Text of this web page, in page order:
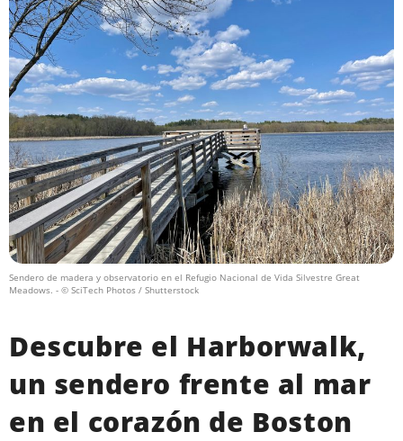
Sendero de madera y observatorio en el Refugio Nacional de Vida Silvestre Great
Meadows. - © SciTech Photos / Shutterstock
Descubre el Harborwalk,
un sendero frente al mar
en el corazón de Boston